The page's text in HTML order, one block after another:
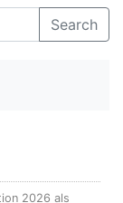
Search
2026 als